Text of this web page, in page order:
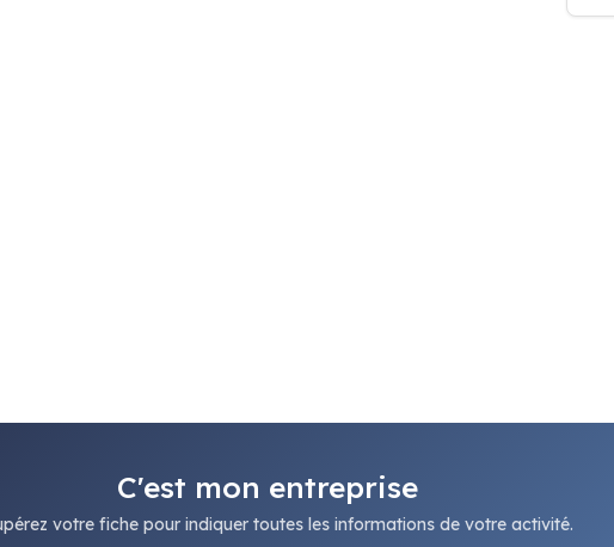
C'est mon entreprise
votre fiche pour indiquer toutes les informations de votre activité.